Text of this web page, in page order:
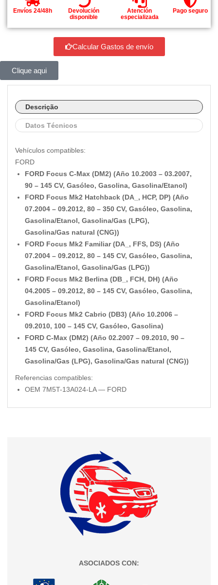
Envíos 24/48h
Devolución
disponible
Atención
especializada
Pago seguro
Calcular Gastos de envío
Clique aqui
Descrição
Datos Técnicos
Vehículos compatibles:
FORD
FORD Focus C-Max (DM2) (Año 10.2003 – 03.2007,
90 – 145 CV, Gasóleo, Gasolina, Gasolina/Etanol)
FORD Focus Mk2 Hatchback (DA_, HCP, DP) (Año
07.2004 – 09.2012, 80 – 350 CV, Gasóleo, Gasolina,
Gasolina/Etanol, Gasolina/Gas (LPG),
Gasolina/Gas natural (CNG))
FORD Focus Mk2 Familiar (DA_, FFS, DS) (Año
07.2004 – 09.2012, 80 – 145 CV, Gasóleo, Gasolina,
Gasolina/Etanol, Gasolina/Gas (LPG))
FORD Focus Mk2 Berlina (DB_, FCH, DH) (Año
04.2005 – 09.2012, 80 – 145 CV, Gasóleo, Gasolina,
Gasolina/Etanol)
FORD Focus Mk2 Cabrio (DB3) (Año 10.2006 –
09.2010, 100 – 145 CV, Gasóleo, Gasolina)
FORD C-Max (DM2) (Año 02.2007 – 09.2010, 90 –
145 CV, Gasóleo, Gasolina, Gasolina/Etanol,
Gasolina/Gas (LPG), Gasolina/Gas natural (CNG))
Referencias compatibles:
OEM 7M5T-13A024-LA — FORD
ASOCIADOS CON: